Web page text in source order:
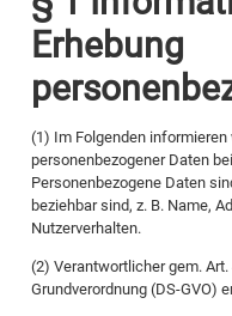
Erhebung
(1) Im Folgenden informieren
personenbezogener Daten
Personenbezogene Daten
beziehbar sind, z. B. Name,
Nutzerverhalten.
(2) Verantwortlicher gem.
Grundverordnung (DS-GVO)